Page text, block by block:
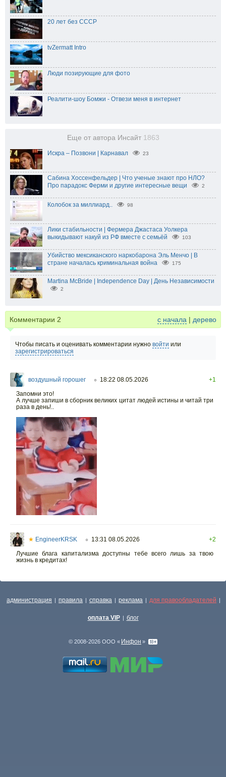
20 лет без СССР
tvZermatt Intro
Люди позирующие для фото
Реалити-шоу Бомжи - Отвези меня в интернет
Еще от автора Инсайт 1863
Искра – Позвони | Карнавал 23
Сабина Хоссенфельдер | Что ученые знают про НЛО?
Про парадокс Ферми и другие интересные вещи
2
Колобок за миллиард.. 98
Лики стабильности | Фермера Джастаса Уолкера
выкидывают накуй из РФ вместе с семьёй
103
Убийство мексиканского наркобарона Эль Менчо | В
стране началась криминальная война
175
Martina McBride | Independence Day | День Независимости
2
Комментарии 2 с начала | дерево
Чтобы писать и оценивать комментарии нужно войти или
зарегистрироваться
воздушный горошег ○ 18:22 08.05.2026
+1
Запомни это!
А лучше запиши в сборник великих цитат людей истины и читай три
раза в день!..
★ EngineerKRSK ○ 13:31 08.05.2026
+2
Лучшие блага капитализма доступны тебе всего лишь за твою
жизнь в кредитах!
администрация | правила | справка | реклама | для правообладателей |
оплата VIP | блог
© 2008-2026 ООО « Инфон »